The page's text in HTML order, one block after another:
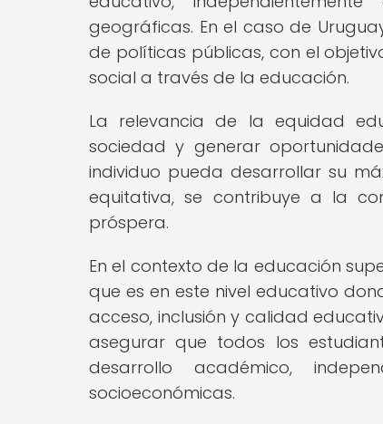
geográficas. En el caso de
de políticas públicas, con el
social a través de la educación.
La relevancia de la equidad
sociedad y generar
individuo pueda desarrollar su
equitativa, se contribuye a la
próspera.
En el contexto de la educación
que es en este nivel educativo
acceso, inclusión y calidad
asegurar que todos los
desarrollo académico,
socioeconómicas.